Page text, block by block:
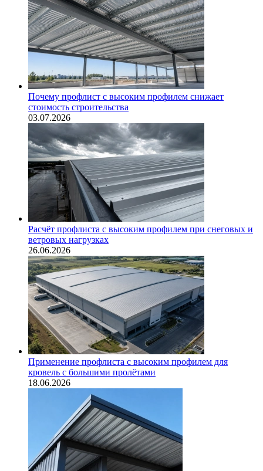
Почему профлист с высоким профилем снижает
стоимость строительства
03.07.2026
Расчёт профлиста с высоким профилем при снеговых и
ветровых нагрузках
26.06.2026
Применение профлиста с высоким профилем для
кровель с большими пролётами
18.06.2026